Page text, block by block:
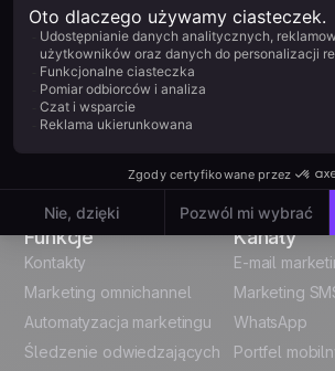
rozproszonych narzędziach –
rozwój marketingu, sprzedaży i
Zacznij teraz
Prosta 51, 01-188 Warsaw, Poland
English
French
German
Funkcje
Kontakty
Marketing omnichannel
Automatyzacja marketingu
Śledzenie odwiedzających
Kanały
E-mail
Marketing
WhatsApp
Portfel